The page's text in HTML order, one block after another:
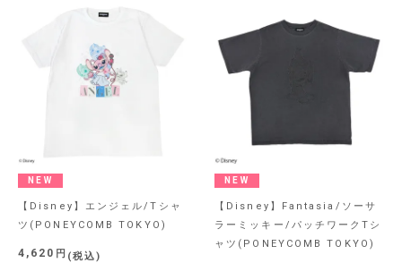
NEW
【Disney】エンジェル/Tシャ
ツ(PONEYCOMB TOKYO)
4,620 税込
NEW
【Disney】Fantasia/ソーサ
ラーミッキー/パッチワークTシ
ャツ(PONEYCOMB TOKYO)